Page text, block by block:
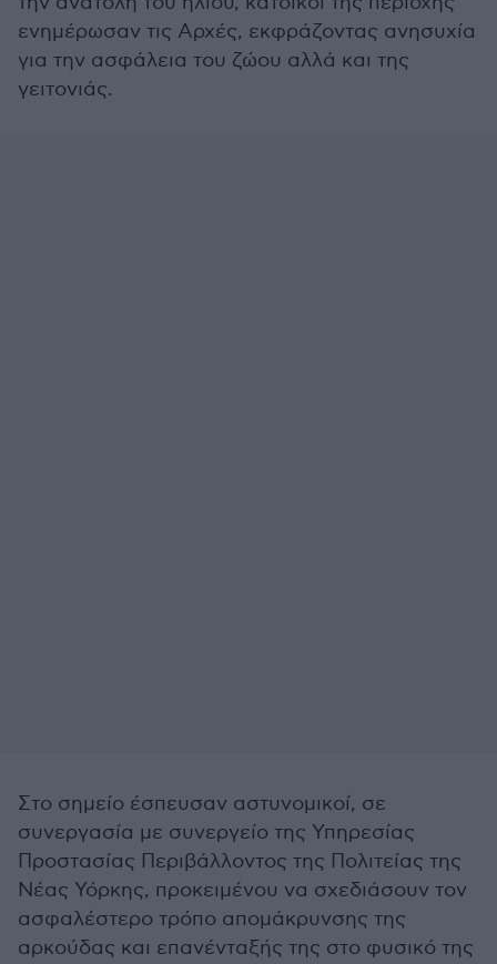
ενημέρωσαν τις Αρχές, εκφράζοντας ανησυχία
για την ασφάλεια του ζώου αλλά και της
γειτονιάς.
Στο σημείο έσπευσαν αστυνομικοί, σε
συνεργασία με συνεργείο της Υπηρεσίας
Προστασίας Περιβάλλοντος της Πολιτείας της
Νέας Υόρκης, προκειμένου να σχεδιάσουν τον
ασφαλέστερο τρόπο απομάκρυνσης της
αρκούδας και επανένταξής της στο φυσικό της